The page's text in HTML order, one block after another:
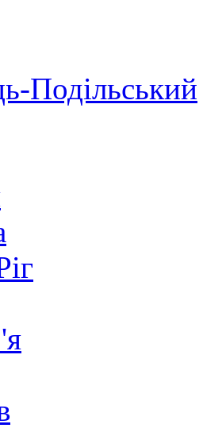
Подільський